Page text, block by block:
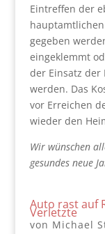
Eintreffen der
gegeben
eingeklemmt
der Einsatz der
werden. Das
vor Erreichen
wieder den
Wir wünschen
gesundes neue
Auto rast auf
Verletzte
von Michael